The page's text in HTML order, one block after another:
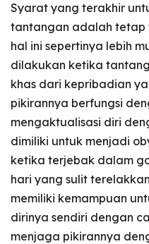
Syarat yang terakhir
tantangan adalah tetap
hal ini sepertinya lebih
dilakukan ketika
khas dari kepribadian
pikirannya berfungsi
mengaktualisasi diri
dimiliki untuk menjadi
ketika terjebak dalam
hari yang sulit
memiliki kemampuan
dirinya sendiri dengan
menjaga pikirannya